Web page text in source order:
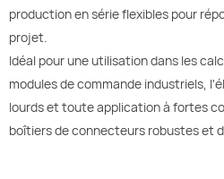
production en série flexibles pour
projet.
Idéal pour une utilisation dans les
modules de commande industriels,
lourds et toute application à fortes
boîtiers de connecteurs robustes et